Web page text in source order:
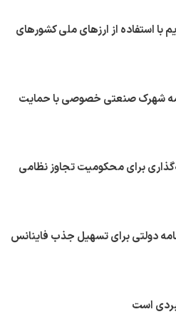
با استفاده از ارزهای ملی کشورهای
شهرک صنعتی خصوصی با حمایت
برای محکومیت تجاوز نظامی
دولتی برای تسهیل جذب فاینانس
است